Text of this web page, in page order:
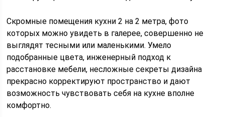
Скромные помещения кухни 2 на 2 метра, фото
которых можно увидеть в галерее, совершенно не
выглядят тесными или маленькими. Умело
подобранные цвета, инженерный подход к
расстановке мебели, несложные секреты дизайна
прекрасно корректируют пространство и дают
возможность чувствовать себя на кухне вполне
комфортно.